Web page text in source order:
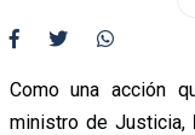
Como una acción
ministro de Justicia,